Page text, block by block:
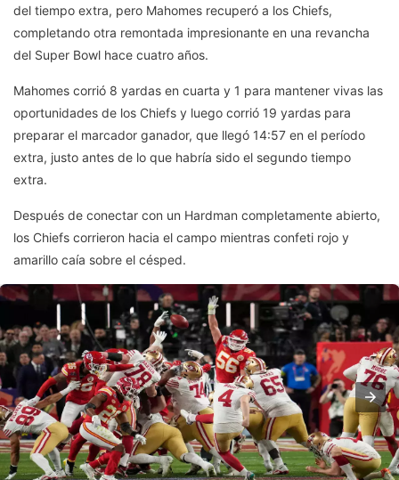
del tiempo extra, pero Mahomes recuperó a los Chiefs,
completando otra remontada impresionante en una revancha
del Super Bowl hace cuatro años.
Mahomes corrió 8 yardas en cuarta y 1 para mantener vivas las
oportunidades de los Chiefs y luego corrió 19 yardas para
preparar el marcador ganador, que llegó 14:57 en el período
extra, justo antes de lo que habría sido el segundo tiempo
extra.
Después de conectar con un Hardman completamente abierto,
los Chiefs corrieron hacia el campo mientras confeti rojo y
amarillo caía sobre el césped.